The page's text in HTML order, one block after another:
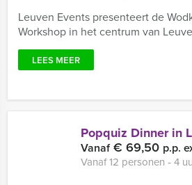
Leuven Events presenteert de
Workshop in het centrum van
LEES MEER
Popquiz Dinner in
Vanaf€ 69,50 p.p.
Vanaf 12 personen ‐ 4